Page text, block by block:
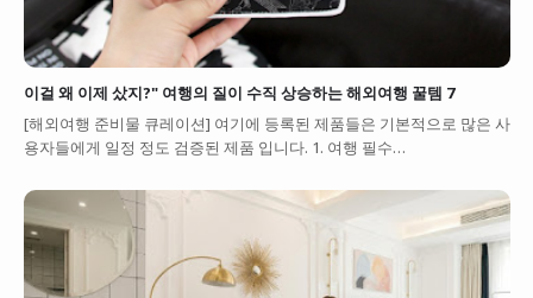
이걸 왜 이제 샀지?" 여행의 질이 수직 상승하는 해외여행 꿀템 7
[해외여행 준비물 큐레이션] 여기에 등록된 제품들은 기본적으로 많은 사
용자들에게 일정 정도 검증된 제품 입니다. 1. 여행 필수…